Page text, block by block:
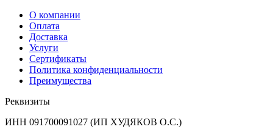
О компании
Оплата
Доставка
Услуги
Сертификаты
Политика конфиденциальности
Преимущества
Реквизиты
ИНН 091700091027 (ИП ХУДЯКОВ О.С.)